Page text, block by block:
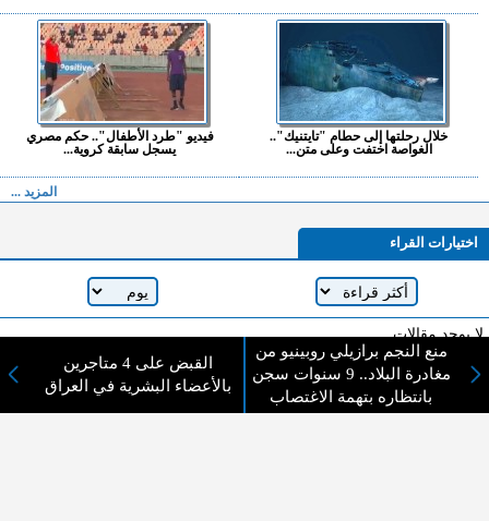
خلال رحلتها إلى حطام "تايتنيك"..
الغواصة اختفت وعلى متن...
فيديو "طرد الأطفال".. حكم مصري
يسجل سابقة كروية...
المزيد ...
اختيارات القراء
لا يوجد مقالات
منع النجم برازيلي روبينيو من
مغادرة البلاد.. 9 سنوات سجن
بانتظاره بتهمة الاغتصاب
القبض على 4 متاجرين
بالأعضاء البشرية في العراق
لا مانع من الإقتباس وإعادة النشر شريط ذكر المصدر ( المدينة نيوز ) - الآراء والتعليقات